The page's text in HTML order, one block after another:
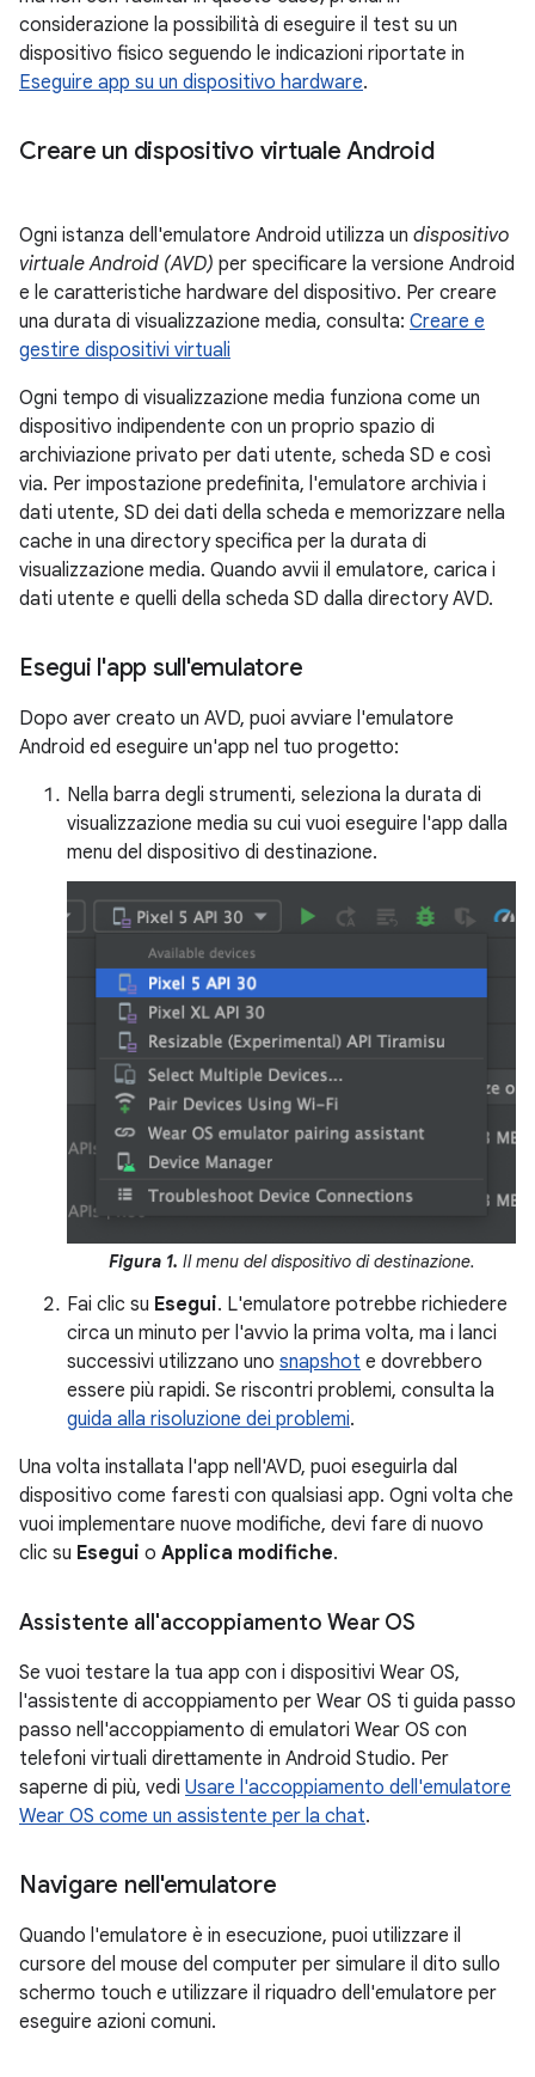
considerazione la possibilità di eseguire il test su un
dispositivo fisico seguendo le indicazioni riportate in
Eseguire app su un dispositivo hardware.
Creare un dispositivo virtuale Android
Ogni istanza dell'emulatore Android utilizza un dispositivo
virtuale Android (AVD) per specificare la versione Android
e le caratteristiche hardware del dispositivo. Per creare
una durata di visualizzazione media, consulta: Creare e
gestire dispositivi virtuali
Ogni tempo di visualizzazione media funziona come un
dispositivo indipendente con un proprio spazio di
archiviazione privato per dati utente, scheda SD e così
via. Per impostazione predefinita, l'emulatore archivia i
dati utente, SD dei dati della scheda e memorizzare nella
cache in una directory specifica per la durata di
visualizzazione media. Quando avvii il emulatore, carica i
dati utente e quelli della scheda SD dalla directory AVD.
Esegui l'app sull'emulatore
Dopo aver creato un AVD, puoi avviare l'emulatore
Android ed eseguire un'app nel tuo progetto:
Nella barra degli strumenti, seleziona la durata di
visualizzazione media su cui vuoi eseguire l'app dalla
menu del dispositivo di destinazione.
Figura 1. Il menu del dispositivo di destinazione.
Fai clic su Esegui. L'emulatore potrebbe richiedere
circa un minuto per l'avvio la prima volta, ma i lanci
successivi utilizzano uno snapshot e dovrebbero
essere più rapidi. Se riscontri problemi, consulta la
guida alla risoluzione dei problemi.
Una volta installata l'app nell'AVD, puoi eseguirla dal
dispositivo come faresti con qualsiasi app. Ogni volta che
vuoi implementare nuove modifiche, devi fare di nuovo
clic su Esegui o Applica modifiche.
Assistente all'accoppiamento Wear OS
Se vuoi testare la tua app con i dispositivi Wear OS,
l'assistente di accoppiamento per Wear OS ti guida passo
passo nell'accoppiamento di emulatori Wear OS con
telefoni virtuali direttamente in Android Studio. Per
saperne di più, vedi Usare l'accoppiamento dell'emulatore
Wear OS come un assistente per la chat.
Navigare nell'emulatore
Quando l'emulatore è in esecuzione, puoi utilizzare il
cursore del mouse del computer per simulare il dito sullo
schermo touch e utilizzare il riquadro dell'emulatore per
eseguire azioni comuni.